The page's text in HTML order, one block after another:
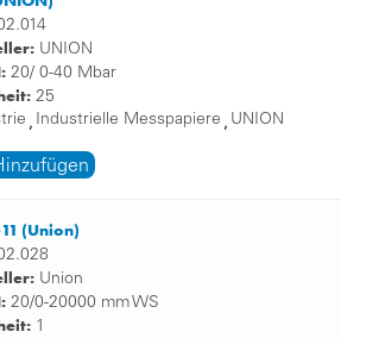
UNION
20/ 0-40 Mbar
25
, Industrielle Messpapiere , UNION
(Union)
Union
20/0-20000 mm WS
1